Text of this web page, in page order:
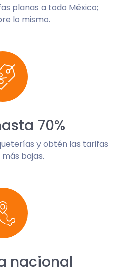
planas a todo México;
lo mismo.
70%
y obtén las tarifas
bajas.
nacional